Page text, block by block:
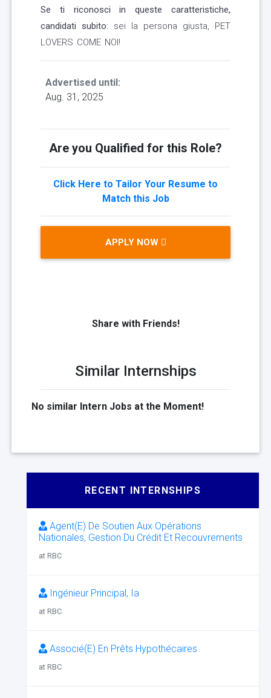
Se ti riconosci in queste caratteristiche,
candidati subito: sei la persona giusta, PET
LOVERS COME NOI!
Advertised until:
Aug. 31, 2025
Are you Qualified for this Role?
Click Here to Tailor Your Resume to
Match this Job
APPLY NOW
Share with Friends!
Similar Internships
No similar Intern Jobs at the Moment!
RECENT INTERNSHIPS
Agent(E) De Soutien Aux Opérations
Nationales, Gestion Du Crédit Et Recouvrements
at RBC
Ingénieur Principal, Ia
at RBC
Associé(E) En Prêts Hypothécaires
at RBC